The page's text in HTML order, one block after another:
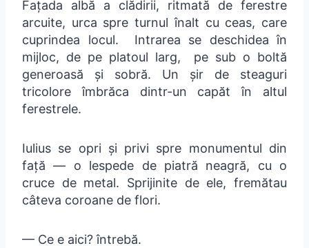
Fațada albă a clădirii, ritmată de ferestre
arcuite, urca spre turnul înalt cu ceas, care
cuprindea locul. Intrarea se deschidea în
mijloc, de pe platoul larg, pe sub o boltă
generoasă și sobră. Un șir de steaguri
tricolore îmbrăca dintr-un capăt în altul
ferestrele.
Iulius se opri și privi spre monumentul din
față — o lespede de piatră neagră, cu o
cruce de metal. Sprijinite de ele, fremătau
câteva coroane de flori.
— Ce e aici? întrebă.